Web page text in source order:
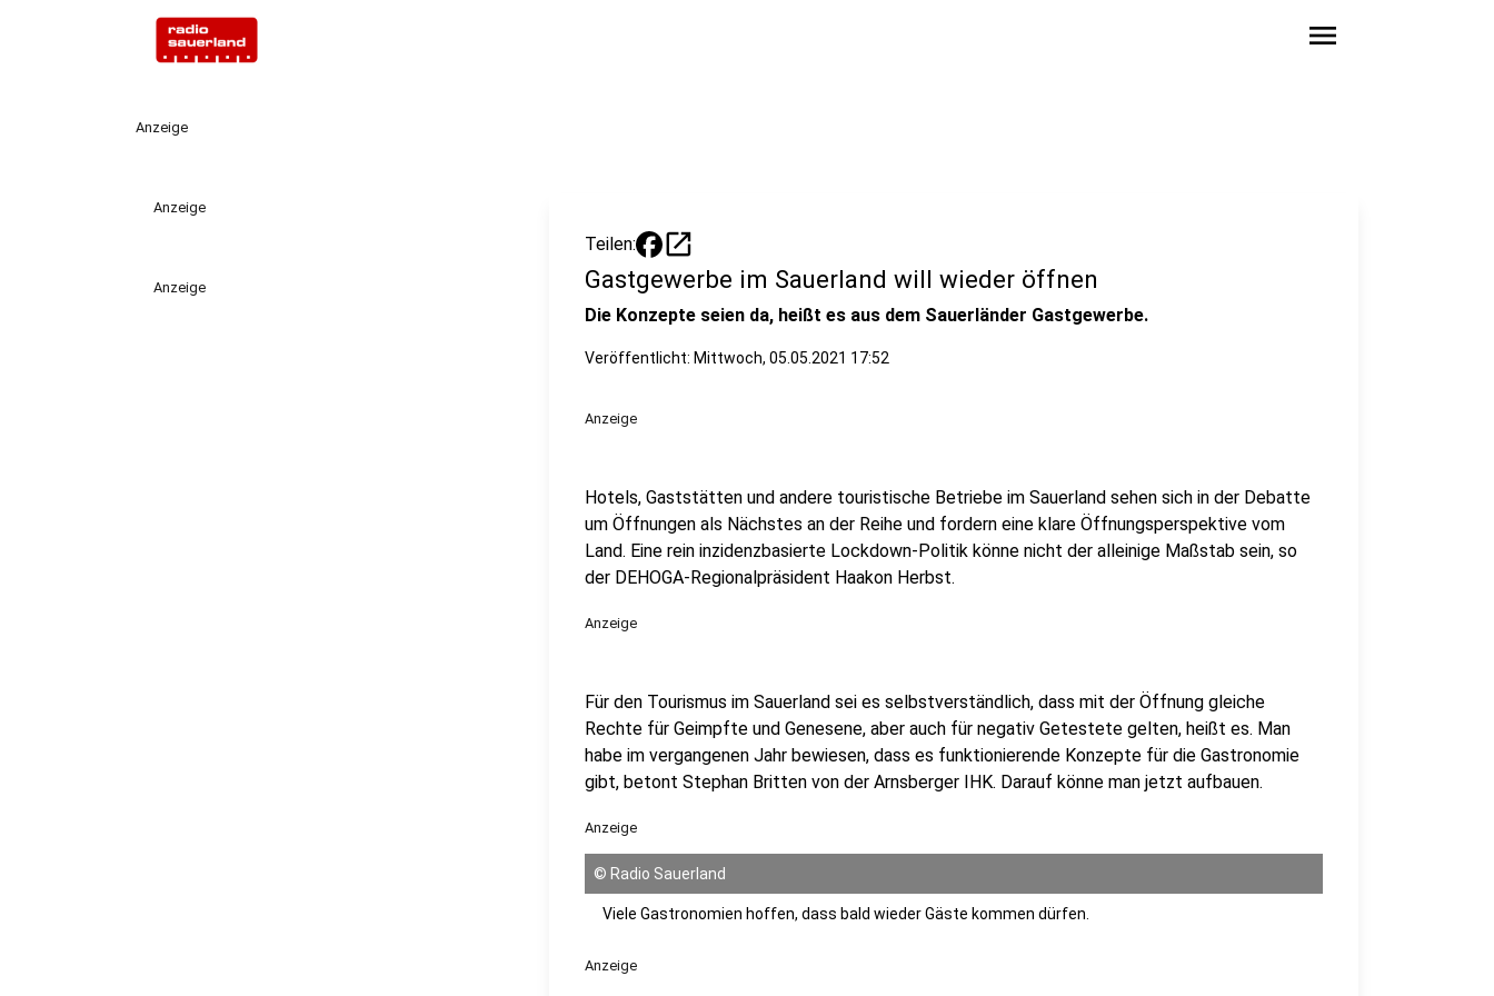
menu
Anzeige
Anzeige
Anzeige
Teilen: open_in_new
Gastgewerbe im Sauerland will wieder öffnen
Die Konzepte seien da, heißt es aus dem Sauerländer Gastgewerbe.
Veröffentlicht: Mittwoch, 05.05.2021 17:52
Anzeige
Hotels, Gaststätten und andere touristische Betriebe im Sauerland sehen sich in der Debatte
um Öffnungen als Nächstes an der Reihe und fordern eine klare Öffnungsperspektive vom
Land. Eine rein inzidenzbasierte Lockdown-Politik könne nicht der alleinige Maßstab sein, so
der DEHOGA-Regionalpräsident Haakon Herbst.
Anzeige
Für den Tourismus im Sauerland sei es selbstverständlich, dass mit der Öffnung gleiche
Rechte für Geimpfte und Genesene, aber auch für negativ Getestete gelten, heißt es. Man
habe im vergangenen Jahr bewiesen, dass es funktionierende Konzepte für die Gastronomie
gibt, betont Stephan Britten von der Arnsberger IHK. Darauf könne man jetzt aufbauen.
Anzeige
© Radio Sauerland
Viele Gastronomien hoffen, dass bald wieder Gäste kommen dürfen.
Anzeige